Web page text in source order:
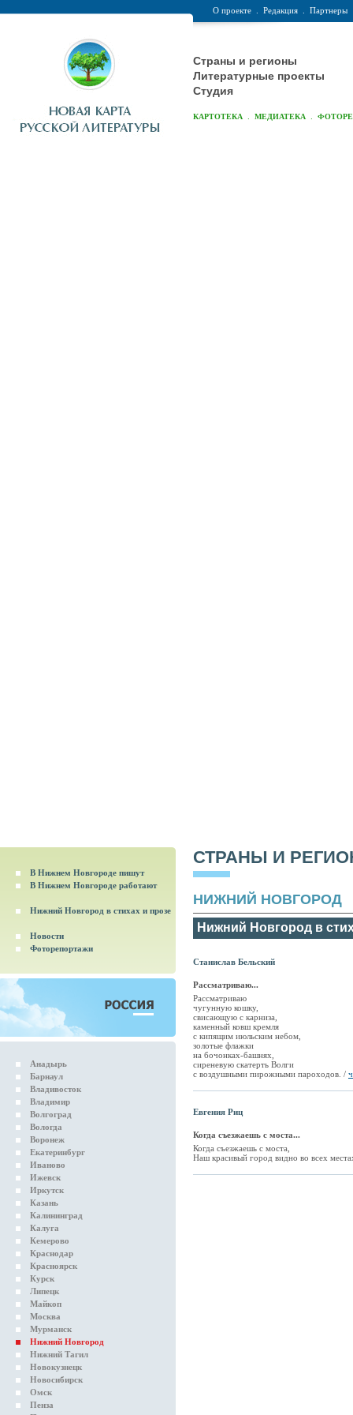
О проекте Редакция Партнеры
Страны и регионы
Литературные проекты
Студия
КАРТОТЕКА МЕДИАТЕКА
В Нижнем Новгороде пишут
В Нижнем Новгороде работают
Нижний Новгород в стихах и прозе
Новости
Фоторепортажи
Анадырь
Барнаул
Владивосток
Владимир
Волгоград
Вологда
Воронеж
Екатеринбург
Иваново
Ижевск
Иркутск
Казань
Калининград
Калуга
Кемерово
Краснодар
Красноярск
Курск
Липецк
Майкоп
Москва
Мурманск
Нижний Новгород
Нижний Тагил
Новокузнецк
Новосибирск
Омск
Пенза
СТРАНЫ И
НИЖНИЙ НОВГОРОД
Нижний Новгород в
Станислав Бельский
Рассматриваю...
Рассматриваю
чугунную кошку,
свисающую с карниза,
каменный ковш кремля
с кипящим июльским небом,
золотые флажки
на бочонках-башнях,
сиреневую скатерть Волги
с воздушными пирожными пароходов. /
Евгения Риц
Когда съезжаешь с моста...
Когда съезжаешь с моста,
Наш красивый город видно во всех